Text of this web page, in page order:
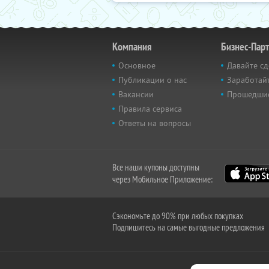
Компания
Основное
Публикации о нас
Вакансии
Правила сервиса
Ответы на вопросы
Бизнес-
Давайте
Все наши купоны доступны
через Мобильное Приложение:
Сэкономьте до 90% при любых покупках
Подпишитесь на самые выгодные предложения